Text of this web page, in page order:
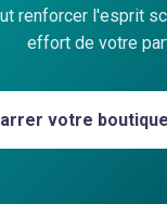
renforcer l'esprit
effort de votre
votre